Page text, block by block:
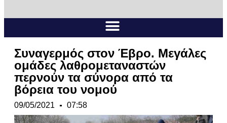
Συναγερμός στον Έβρο. Μεγάλες
ομάδες λαθρομεταναστών
περνούν τα σύνορα από τα
βόρεια του νομού
09/05/2021 07:58